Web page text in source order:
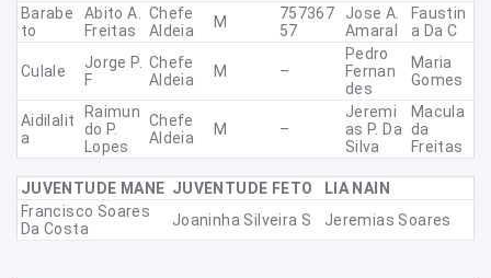
Barabe
To
Abito A.
Freitas
Chefe
Aldeia
M
757367
57
Jose A.
Amaral
Faustin
A Da C
Culale
Jorge P.
F
Chefe
Aldeia
M –
Pedro
Fernan
Des
Maria
Gomes
Aidilalit
A
Raimun
Do P.
Lopes
Chefe
Aldeia
M –
Jeremi
As P. Da
Silva
Macula
Da
Freitas
JUVENTUDE MANE JUVENTUDE FETO
LIA NAIN
Francisco Soares
Da Costa
Joaninha Silveira S Jeremias Soares